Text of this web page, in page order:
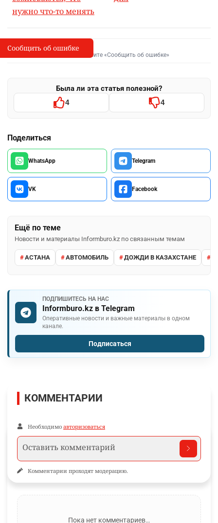
нужно что-то менять
I
Сообщить об опечатке
Выделите фрагмент и нажмите «Сообщить об ошибке»
Была ли эта статья полезной?
4 4
Поделиться
WhatsApp Telegram
VK Facebook
Ещё по теме
Новости и материалы Informburo.kz по связанным темам
АСТАНА АВТОМОБИЛЬ ДОЖДИ В КАЗАХСТАНЕ
ПОДПИШИТЕСЬ НА НАС
Informburo.kz в Telegram
Оперативные новости и важные материалы в одном
канале.
Подписаться
Сообщить об ошибке
КОММЕНТАРИИ
Необходимо авторизоваться
Комментарии проходят модерацию.
Пока нет комментариев…